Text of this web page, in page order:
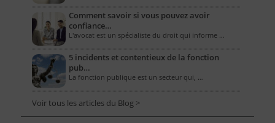
Comment savoir si vous pouvez avoir
confiance…
L'avocat est un spécialiste du droit qui informe …
5 incidents et contentieux de la fonction
pub…
La fonction publique est un secteur qui, …
Voir tous les articles du Blog >